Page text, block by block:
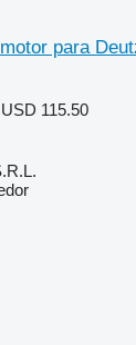
para
115.50